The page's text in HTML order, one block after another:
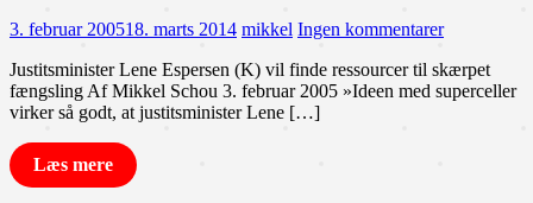
3. februar 200518. marts 2014 mikkel Ingen kommentarer
Justitsminister Lene Espersen (K) vil finde ressourcer til skærpet
fængsling Af Mikkel Schou 3. februar 2005 »Ideen med superceller
virker så godt, at justitsminister Lene […]
Læs mere